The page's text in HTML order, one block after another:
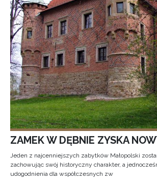
ZAMEK W DĘBNIE ZYSKA
Jeden z najcenniejszych zabytków Małopolski
zachowując swój historyczny charakter, a
udogodnienia dla współczesnych zw